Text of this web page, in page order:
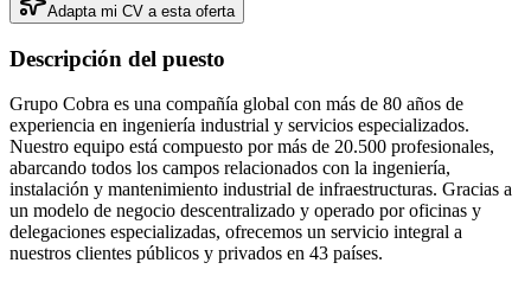
Adapta mi CV a esta oferta
Descripción del puesto
Grupo Cobra es una compañía global con más de 80 años de
experiencia en ingeniería industrial y servicios especializados.
Nuestro equipo está compuesto por más de 20.500 profesionales,
abarcando todos los campos relacionados con la ingeniería,
instalación y mantenimiento industrial de infraestructuras. Gracias a
un modelo de negocio descentralizado y operado por oficinas y
delegaciones especializadas, ofrecemos un servicio integral a
nuestros clientes públicos y privados en 43 países.